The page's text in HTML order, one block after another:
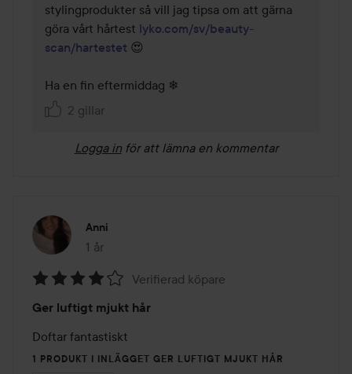
stylingprodukter så vill jag tipsa om att gärna
göra vårt hårtest lyko.com/sv/beauty-
scan/hartestet 😍
Ha en fin eftermiddag ❄
2 gillar
Logga in för att lämna en kommentar
Anni
1 år
Inlägget skapades 1 år
4
av
5
Verifierad köpare
Ger luftigt mjukt hår
1 PRODUKT I INLÄGGET GER LUFTIGT MJUKT HÅR